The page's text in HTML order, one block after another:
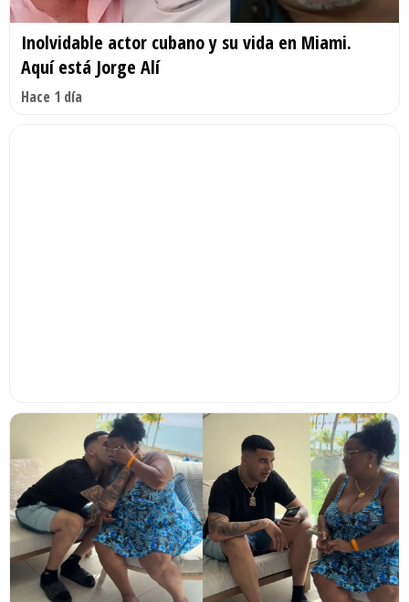
Inolvidable actor cubano y su vida en Miami.
Aquí está Jorge Alí
Hace 1 día